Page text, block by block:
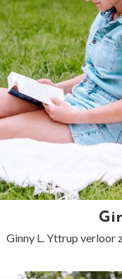
Ginny L. Yttrup verloor